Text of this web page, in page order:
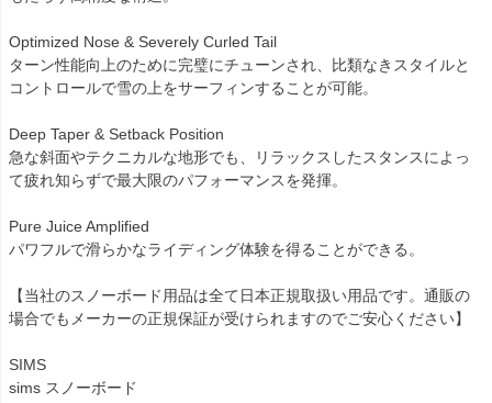
Optimized Nose & Severely Curled Tail
ターン性能向上のために完璧にチューンされ、比類なきスタイルと
コントロールで雪の上をサーフィンすることが可能。
Deep Taper & Setback Position
急な斜面やテクニカルな地形でも、リラックスしたスタンスによっ
て疲れ知らずで最大限のパフォーマンスを発揮。
Pure Juice Amplified
パワフルで滑らかなライディング体験を得ることができる。
【当社のスノーボード用品は全て日本正規取扱い用品です。通販の
場合でもメーカーの正規保証が受けられますのでご安心ください】
SIMS
sims スノーボード